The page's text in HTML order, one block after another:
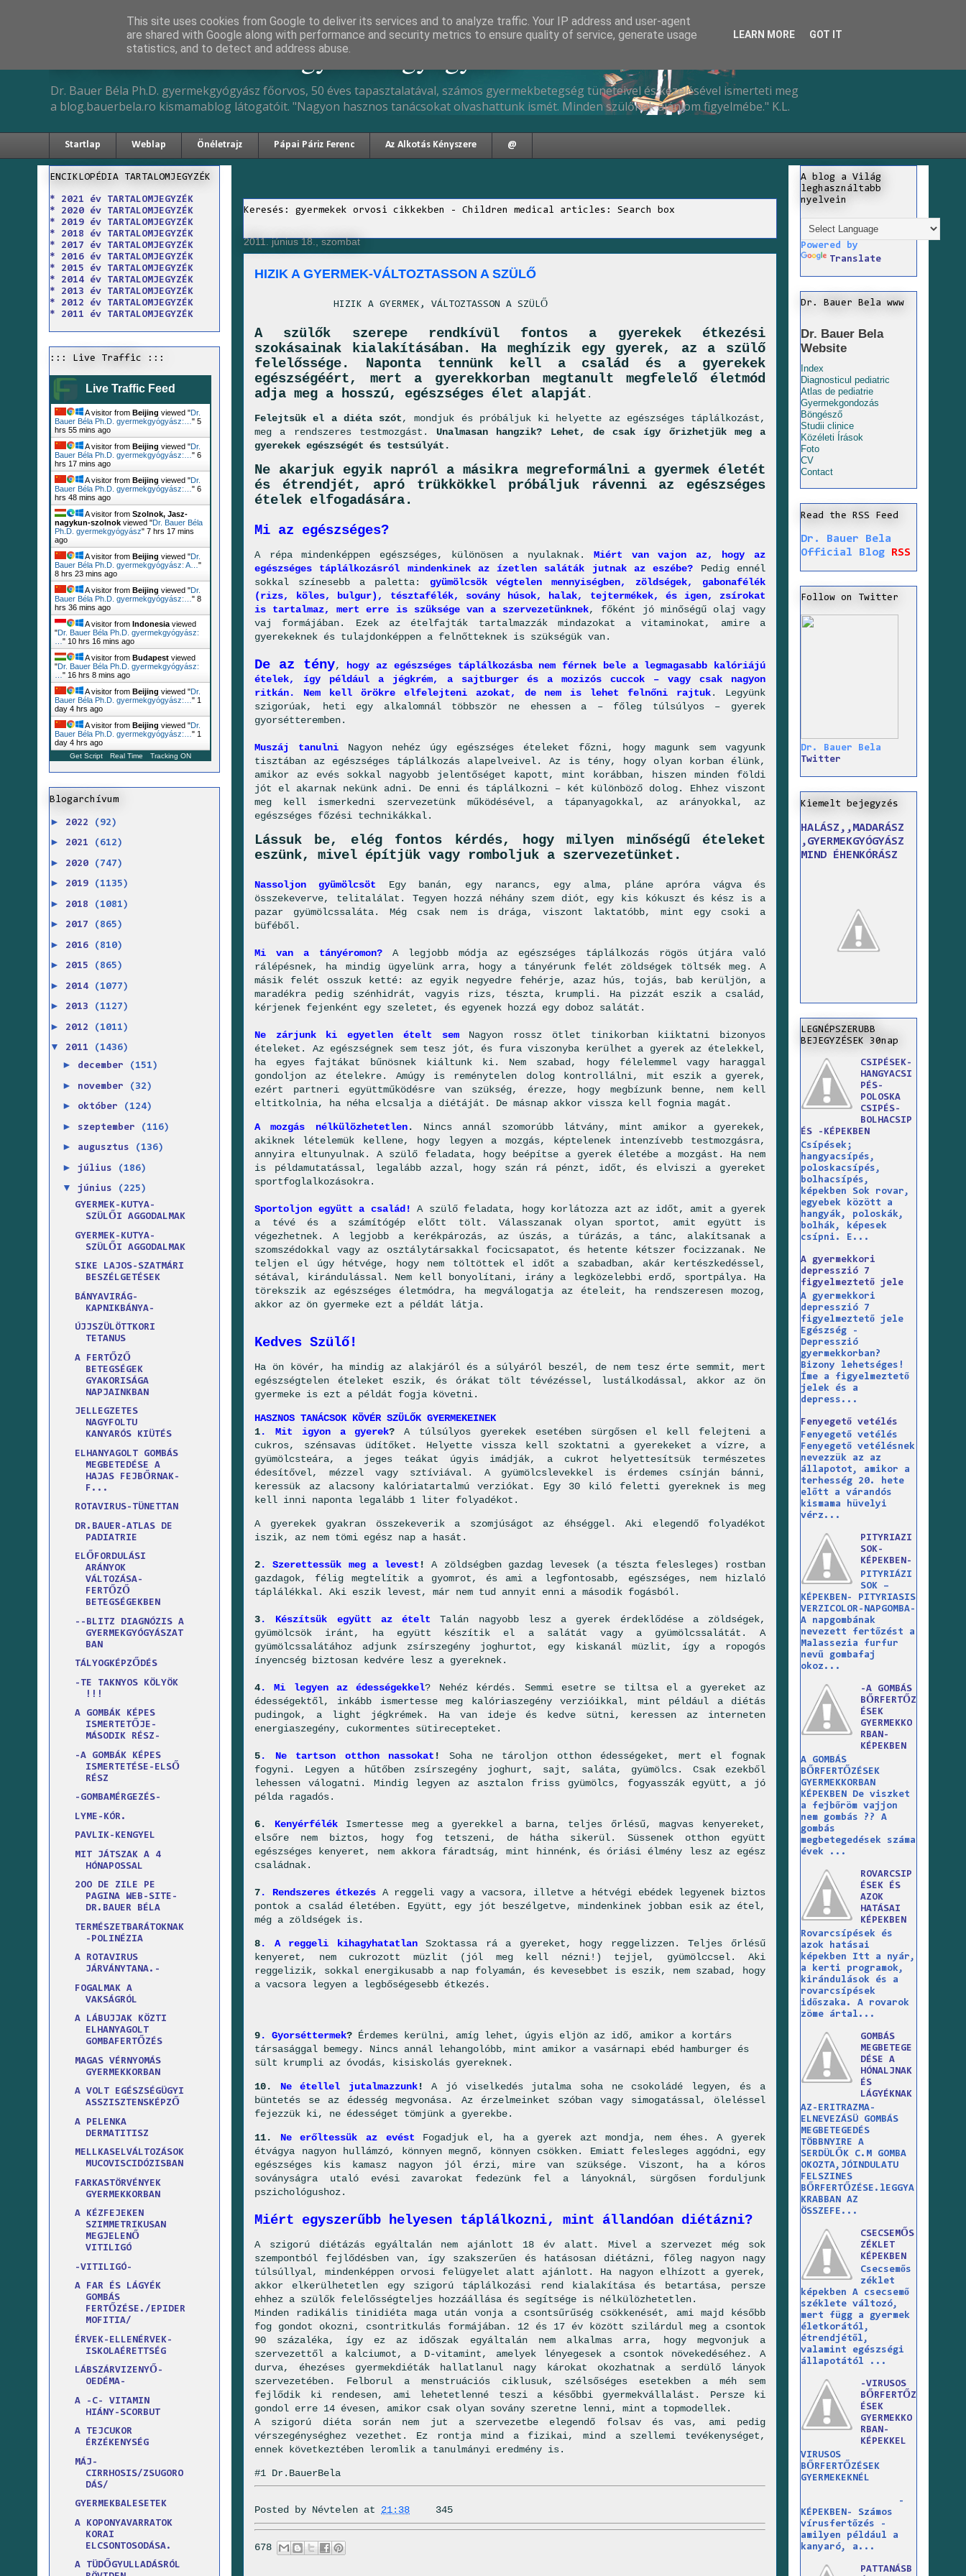
Dr. Bauer Béla Ph.D. gyermekgyógyász
Dr. Bauer Béla Ph.D. gyermekgyógyász főorvos, 50 éves tapasztalatával, számos gyermekbetegség tüneteivel és kezelésével ismerteti meg
a blog.bauerbela.ro kismamablog látogatóit. "Nagyon hasznos tanácsokat olvashattunk ismét. Minden szülőnek ajánlom figyelmébe." K.L.
Startlap Weblap Önéletrajz Pápai Páriz Ferenc Az Alkotás Kényszere @
Keresés: gyermekek orvosi cikkekben - Children medical articles: Search box
2011. június 18., szombat
HIZIK A GYERMEK-VÁLTOZTASSON A SZÜLŐ
HIZIK A GYERMEK , VÁLTOZTASSON A SZÜLŐ
A szülők szerepe rendkívül fontos a gyerekek étkezési
szokásainak kialakításában. Ha meghízik egy gyerek, az a szülő
felelőssége. Naponta tennünk kell a család és a gyerekek
egészségéért, mert a gyerekkorban megtanult megfelelő életmód
adja meg a hosszú, egészséges élet alapját .
Felejtsük el a diéta szót, mondjuk és próbáljuk ki helyette az egészséges táplálkozást,
meg a rendszeres testmozgást. Unalmasan hangzik? Lehet, de csak így őrizhetjük meg a
gyerekek egészségét és testsúlyát.
Ne akarjuk egyik napról a másikra megreformálni a gyermek életét
és étrendjét, apró trükkökkel próbáljuk rávenni az egészséges
ételek elfogadására.
Mi az egészséges?
A répa mindenképpen egészséges, különösen a nyulaknak.Miért van vajon az, hogy az
egészséges táplálkozásról mindenkinek az ízetlen saláták jutnak az eszébe? Pedig ennél
sokkal színesebb a paletta: gyümölcsök végtelen mennyiségben, zöldségek, gabonafélék
(rizs, köles, bulgur), tésztafélék, sovány húsok, halak, tejtermékek, és igen, zsírokat
is tartalmaz, mert erre is szüksége van a szervezetünknek, főként jó minőségű olaj vagy
vaj formájában. Ezek az ételfajták tartalmazzák mindazokat a vitaminokat, amire a
gyerekeknek és tulajdonképpen a felnőtteknek is szükségük van.
De az tény, hogy az egészséges táplálkozásba nem férnek bele a legmagasabb kalóriájú
ételek, így például a jégkrém, a sajtburger és a mozizós cuccok – vagy csak nagyon
ritkán. Nem kell örökre elfelejteni azokat, de nem is lehet felnőni rajtuk. Legyünk
szigorúak, heti egy alkalomnál többször ne ehessen a – főleg túlsúlyos – gyerek
gyorsétteremben.
Muszáj tanulni Nagyon nehéz úgy egészséges ételeket főzni, hogy magunk sem vagyunk
tisztában az egészséges táplálkozás alapelveivel. Az is tény, hogy olyan korban élünk,
amikor az evés sokkal nagyobb jelentőséget kapott, mint korábban, hiszen minden földi
jót el akarnak nekünk adni. De enni és táplálkozni – két különböző dolog. Ehhez viszont
meg kell ismerkedni szervezetünk működésével, a tápanyagokkal, az arányokkal, az
egészséges főzési technikákkal.
Lássuk be, elég fontos kérdés, hogy milyen minőségű ételeket
eszünk, mivel építjük vagy romboljuk a szervezetünket.
Nassoljon gyümölcsöt Egy banán, egy narancs, egy alma, pláne apróra vágva és
összekeverve, telitalálat. Tegyen hozzá néhány szem diót, egy kis kókuszt és kész is a
pazar gyümölcssaláta. Még csak nem is drága, viszont laktatóbb, mint egy csoki a
büféből.
Mi van a tányéromon?
A legjobb módja az egészséges táplálkozás rögös útjára való
rálépésnek, ha mindig ügyelünk arra, hogy a tányérunk felét zöldségek töltsék meg. A
másik felét osszuk ketté: az egyik negyedre fehérje, azaz hús, tojás, bab kerüljön, a
maradékra pedig szénhidrát, vagyis rizs, tészta, krumpli. Ha pizzát eszik a család,
kérjenek fejenként egy szeletet, és egyenek hozzá egy doboz salátát.
Ne zárjunk ki egyetlen ételt sem
Nagyon rossz ötlet tinikorban kiiktatni bizonyos
ételeket. Az egészségnek sem tesz jót, és fura viszonyba kerülhet a gyerek az ételekkel,
ha egyes fajtákat bűnösnek kiáltunk ki. Nem szabad, hogy félelemmel vagy haraggal
gondoljon az ételekre. Amúgy is reménytelen dolog kontrollálni, mit eszik a gyerek,
ezért partneri együttműködésre van szükség, érezze, hogy megbízunk benne, nem kell
eltitkolnia, ha néha elcsalja a diétáját. De másnap akkor vissza kell fognia magát.
A mozgás nélkülözhetetlen. Nincs annál szomorúbb látvány, mint amikor a gyerekek,
akiknek lételemük kellene, hogy legyen a mozgás, képtelenek intenzívebb testmozgásra,
annyira eltunyulnak. A szülő feladata, hogy beépítse a gyerek életébe a mozgást. Ha nem
is példamutatással, legalább azzal, hogy szán rá pénzt, időt, és elviszi a gyereket
sportfoglalkozásokra.
Sportoljon együtt a család!
A szülő feladata, hogy korlátozza azt az időt, amit a gyerek
a tévé és a számítógép előtt tölt. Válasszanak olyan sportot, amit együtt is
végezhetnek. A legjobb a kerékpározás, az úszás, a túrázás, a tánc, alakítsanak a
szomszédokkal vagy az osztálytársakkal focicsapatot, és hetente kétszer focizzanak. Ne
teljen el úgy hétvége, hogy nem töltöttek el időt a szabadban, akár kertészkedéssel,
sétával, kirándulással. Nem kell bonyolítani, irány a legközelebbi erdő, sportpálya. Ha
törekszik az egészséges életmódra, ha megválogatja az ételeit, ha rendszeresen mozog,
akkor az ön gyermeke ezt a példát látja.
Kedves Szülő!
Ha ön kövér, ha mindig az alakjáról és a súlyáról beszél, de nem tesz érte semmit, mert
egészségtelen ételeket eszik, és órákat tölt tévézéssel, lustálkodással, akkor az ön
gyermeke is ezt a példát fogja követni.
HASZNOS TANÁCSOK KÖVÉR SZÜLŐK GYERMEKEINEK
1. Mit igyon a gyerek? A túlsúlyos gyerekek esetében sürgősen el kell felejteni a
cukros, szénsavas üdítőket. Helyette vissza kell szoktatni a gyerekeket a vízre, a
gyümölcsteára, a jeges teákat úgyis imádják, a cukrot helyettesítsük természetes
édesítővel, mézzel vagy sztíviával. A gyümölcslevekkel is érdemes csínján bánni,
keressük az alacsony kalóriatartalmú verziókat. Egy 30 kiló feletti gyereknek is meg
kell inni naponta legalább 1 liter folyadékot.
A gyerekek gyakran összekeverik a szomjúságot az éhséggel. Aki elegendő folyadékot
iszik, az nem tömi egész nap a hasát.
2. Szerettessük meg a levest !
A zöldségben gazdag levesek (a tészta felesleges) rostban
gazdagok, félig megtelítik a gyomrot, és ami a legfontosabb, egészséges, nem hizlaló
táplálékkal. Aki eszik levest, már nem tud annyit enni a második fogásból.
3. Készítsük együtt az ételt
Talán nagyobb lesz a gyerek érdeklődése a zöldségek,
gyümölcsök iránt, ha együtt készítik el a salátát vagy a gyümölcssalátát. A
gyümölcssalátához adjunk zsírszegény joghurtot, egy kiskanál müzlit, így a ropogós
ínyencség biztosan kedvére lesz a gyereknek.
4. Mi legyen az édességekkel? Nehéz kérdés. Semmi esetre se tiltsa el a gyereket az
édességektől, inkább ismertesse meg kalóriaszegény verzióikkal, mint például a diétás
pudingok, a light jégkrémek. Ha van ideje és kedve sütni, keressen az interneten
energiaszegény, cukormentes sütirecepteket.
5. Ne tartson otthon nassokat !
Soha ne tároljon otthon édességeket, mert el fognak
fogyni. Legyen a hűtőben zsírszegény joghurt, sajt, saláta, gyümölcs. Csak ezekből
lehessen válogatni. Mindig legyen az asztalon friss gyümölcs, fogyasszák együtt, a jó
példa ragadós.
6. Kenyérfélék
Ismertesse meg a gyerekkel a barna, teljes őrlésű, magvas kenyereket,
elsőre nem biztos, hogy fog tetszeni, de hátha sikerül. Süssenek otthon együtt
egészséges kenyeret, nem akkora fáradtság, mint hinnénk, és óriási élmény lesz az egész
családnak.
7. Rendszeres étkezés A reggeli vagy a vacsora, illetve a hétvégi ebédek legyenek biztos
pontok a család életében. Együtt, egy jót beszélgetve, mindenkinek jobban esik az étel,
még a zöldségek is.
8. A reggeli kihagyhatatlanSzoktassa rá a gyereket, hogy reggelizzen. Teljes őrlésű
kenyeret, nem cukrozott müzlit (jól meg kell nézni!) tejjel, gyümölccsel. Aki
reggelizik, sokkal energikusabb a nap folyamán, és kevesebbet is eszik, nem szabad, hogy
a vacsora legyen a legbőségesebb étkezés.
9. Gyorséttermek? Érdemes kerülni, amíg lehet, úgyis eljön az idő, amikor a kortárs
társasággal bemegy. Nincs annál lehangolóbb, mint amikor a vasárnapi ebéd hamburger és
sült krumpli az óvodás, kisiskolás gyereknek.
10. Ne étellel jutalmazzunk!
A jó viselkedés jutalma soha ne csokoládé legyen, és a
büntetés se az édesség megvonása. Az érzelmeinket szóban vagy simogatással, öleléssel
fejezzük ki, ne édességet tömjünk a gyerekbe.
11. Ne erőltessük az evést Fogadjuk el, ha a gyerek azt mondja, nem éhes. A gyerek
étvágya nagyon hullámzó, könnyen megnő, könnyen csökken. Emiatt felesleges aggódni, egy
egészséges kis kamasz nagyon jól érzi, mire van szüksége. Viszont, ha a kóros
soványságra utaló evési zavarokat fedezünk fel a lányoknál, sürgősen forduljunk
pszichológushoz.
Miért egyszerűbb helyesen táplálkozni, mint állandóan diétázni?
A szigorú diétázás egyáltalán nem ajánlott 18 év alatt. Mivel a szervezet még sok
szempontból fejlődésben van, így szakszerűen és hatásosan diétázni, főleg nagyon nagy
túlsúllyal, mindenképpen orvosi felügyelet alatt ajánlott. Ha nagyon elhízott a gyerek,
akkor elkerülhetetlen egy szigorú táplálkozási rend kialakítása és betartása, persze
ehhez a szülők felelősségteljes hozzáállása és segítsége is nélkülözhetetlen.
Minden radikális tinidiéta maga után vonja a csontsűrűség csökkenését, ami majd később
fog gondot okozni, csontritkulás formájában. 12 és 17 év között szilárdul meg a csontok
90 százaléka, így ez az időszak egyáltalán nem alkalmas arra, hogy megvonjuk a
szervezettől a kalciumot, a D-vitamint, amelyek lényegesek a csontok növekedéséhez. A
durva, éhezéses gyermekdiéták hallatlanul nagy károkat okozhatnak a serdülő lányok
szervezetében. Felborul a menstruációs ciklusuk, szélsőséges esetekben a méh sem
fejlődik ki rendesen, ami lehetetlenné teszi a későbbi gyermekvállalást. Persze ki
gondol erre 14 évesen, amikor csak olyan sovány szeretne lenni, mint a topmodellek.
A szigorú diéta során nem jut a szervezetbe elegendő folsav és vas, ami pedig
vérszegénységhez vezethet. Ez rontja mind a fizikai, mind a szellemi tevékenységet,
ennek következtében leromlik a tanulmányi eredmény is.
#1 Dr.BauerBela
Posted by Névtelen at 21:38 345
678
ENCIKLOPÉDIA TARTALOMJEGYZÉK
* 2021 év TARTALOMJEGYZÉK
* 2020 év TARTALOMJEGYZÉK
* 2019 év TARTALOMJEGYZÉK
* 2018 év TARTALOMJEGYZÉK
* 2017 év TARTALOMJEGYZÉK
* 2016 év TARTALOMJEGYZÉK
* 2015 év TARTALOMJEGYZÉK
* 2014 év TARTALOMJEGYZÉK
* 2013 év TARTALOMJEGYZÉK
* 2012 év TARTALOMJEGYZÉK
* 2011 év TARTALOMJEGYZÉK
::: Live Traffic :::
Live Traffic Feed
A visitor from Beijing viewed "Dr.
Bauer Béla Ph.D. gyermekgyógyász:… " 5
hrs 55 mins ago
A visitor from Beijing viewed "Dr.
Bauer Béla Ph.D. gyermekgyógyász:… " 6
hrs 17 mins ago
A visitor from Beijing viewed "Dr.
Bauer Béla Ph.D. gyermekgyógyász:… " 6
hrs 48 mins ago
A visitor from Szolnok, Jasz-
nagykun-szolnok viewed "Dr. Bauer Béla
Ph.D. gyermekgyógyász" 7 hrs 17 mins
ago
A visitor from Beijing viewed "Dr.
Bauer Béla Ph.D. gyermekgyógyász: A… "
8 hrs 23 mins ago
A visitor from Beijing viewed "Dr.
Bauer Béla Ph.D. gyermekgyógyász:… " 8
hrs 36 mins ago
A visitor from Indonesia viewed
"Dr. Bauer Béla Ph.D. gyermekgyógyász:
" 10 hrs 16 mins ago
A visitor from Budapest viewed
"Dr. Bauer Béla Ph.D. gyermekgyógyász:
" 16 hrs 8 mins ago
A visitor from Beijing viewed "Dr.
Bauer Béla Ph.D. gyermekgyógyász:… " 1
day 4 hrs ago
A visitor from Beijing viewed "Dr.
Bauer Béla Ph.D. gyermekgyógyász:… " 1
day 4 hrs ago
Get Script Real Time Tracking ON
Blogarchívum
► 2022 (92)
► 2021 (612)
► 2020 (747)
► 2019 (1135)
► 2018 (1081)
► 2017 (865)
► 2016 (810)
► 2015 (865)
► 2014 (1077)
► 2013 (1127)
► 2012 (1011)
▼ 2011 (1436)
► december (151)
► november (32)
► október (124)
► szeptember (116)
► augusztus (136)
► július (186)
▼ június
(225)
GYERMEK-KUTYA-
SZÜLŐI AGGODALMAK
GYERMEK-KUTYA-
SZÜLŐI AGGODALMAK
SIKE LAJOS-SZATMÁRI
BESZÉLGETÉSEK
BÁNYAVIRÁG-
KAPNIKBÁNYA-
ÚJJSZÜLÖTTKORI
TETANUS
A FERTŐZŐ
BETEGSÉGEK
GYAKORISÁGA
NAPJAINKBAN
JELLEGZETES
NAGYFOLTU
KANYARÓS KIÜTÉS
ELHANYAGOLT GOMBÁS
MEGBETEDÉSE A
HAJAS FEJBŐRNAK-
F...
ROTAVIRUS-TÜNETTAN
DR.BAUER-ATLAS DE
PADIATRIE
ELŐFORDULÁSI
ARÁNYOK
VÁLTOZÁSA-
FERTŐZŐ
BETEGSÉGEKBEN
--BLITZ DIAGNÓZIS A
GYERMEKGYÓGYÁSZAT
BAN
TÁLYOGKÉPZŐDÉS
-TE TAKNYOS KÖLYÖK
!!!
A GOMBÁK KÉPES
ISMERTETŐJE-
MÁSODIK RÉSZ-
-A GOMBÁK KÉPES
ISMERTETÉSE-ELSŐ
RÉSZ
-GOMBAMÉRGEZÉS-
LYME-KÓR.
PAVLIK-KENGYEL
MIT JÁTSZAK A 4
HÓNAPOSSAL
2OO DE ZILE PE
PAGINA WEB-SITE-
DR.BAUER BÉLA
TERMÉSZETBARÁTOKNAK
-POLINÉZIA
A ROTAVIRUS
JÁRVÁNYTANA.-
FOGALMAK A
VAKSÁGRÓL
A LÁBUJJAK KÖZTI
ELHANYAGOLT
GOMBAFERTŐZÉS
MAGAS VÉRNYOMÁS
GYERMEKKORBAN
A VOLT EGÉSZSÉGÜGYI
ASSZISZTENSKÉPZŐ
A PELENKA
DERMATITISZ
MELLKASELVÁLTOZÁSOK
MUCOVISCIDÓZISBAN
FARKASTÖRVÉNYEK
GYERMEKKORBAN
A KÉZFEJEKEN
SZIMMETRIKUSAN
MEGJELENŐ
VITILIGÓ
-VITILIGÓ-
A FAR ÉS LÁGYÉK
GOMBÁS
FERTŐZÉSE./EPIDER
MOFITIA/
ÉRVEK-ELLENÉRVEK-
ISKOLAÉRETTSÉG
LÁBSZÁRVIZENYŐ-
OEDÉMA-
A -C- VITAMIN
HIÁNY-SCORBUT
A TEJCUKOR
ÉRZÉKENYSÉG
MÁJ-
CIRRHOSIS/ZSUGORO
DÁS/
GYERMEKBALESETEK
A KOPONYAVARRATOK
KORAI
ELCSONTOSODÁSA.
A TÜDŐGYULLADÁSRÓL
A blog a Világ
leghasználtabb
nyelvein
Powered by
Translate
Dr. Bauer Bela www
Dr. Bauer Bela
Website
Index
Diagnosticul pediatric
Atlas de pediatrie
Gyermekgondozás
Böngésző
Studii clinice
Közéleti Írások
Foto
CV
Contact
Read the RSS Feed
Dr. Bauer Bela
Official Blog
RSS
Follow on Twitter
Dr. Bauer Bela
Twitter
Kiemelt bejegyzés
HALÁSZ,,MADARÁSZ
,GYERMEKGYÓGYÁSZ
MIND ÉHENKÓRÁSZ
LEGNÉPSZERUBB
BEJEGYZÉSEK 30nap
CSIPÉSEK-
HANGYACSI
PÉS-
POLOSKA
CSIPÉS-
BOLHACSIP
ÉS -KÉPEKBEN
Csípések;
hangyacsípés,
poloskacsípés,
bolhacsípés,
képekben Sok rovar,
egyebek között a
hangyák, poloskák,
bolhák, képesek
csípni. E...
A gyermekkori
depresszió 7
figyelmeztető jele
A gyermekkori
depresszió 7
figyelmeztető jele
Egészség -
Depresszió
gyermekkorban?
Bizony lehetséges!
Íme a figyelmeztető
jelek és a
depress...
Fenyegető vetélés
Fenyegető vetélés
Fenyegető vetélésnek
nevezzük az az
állapotot, amikor a
terhesség 20. hete
előtt a várandós
kismama hüvelyi
vérz...
PITYRIAZI
SOK-
KÉPEKBEN-
PITYRIÁZI
SOK –
KÉPEKBEN- PITYRIASIS
VERZICOLOR-NAPGOMBA-
A napgombának
nevezett fertőzést a
Malassezia furfur
nevű gombafaj
okoz...
-A GOMBÁS
BŐRFERTŐZ
ÉSEK
GYERMEKKO
RBAN-
KÉPEKBEN
A GOMBÁS
BŐRFERTŐZÉSEK
GYERMEKKORBAN
KÉPEKBEN De viszket
a fejbőröm vajjon
nem gombás ?? A
gombás
megbetegedések száma
évek ...
ROVARCSIP
ÉSEK ÉS
AZOK
HATÁSAI
KÉPEKBEN
Rovarcsípések és
azok hatásai
képekben Itt a nyár,
a kerti programok,
kirándulások és a
rovarcsípések
időszaka. A rovarok
zöme ártal...
GOMBÁS
MEGBETEGE
DÉSE A
HÓNALJNAK
ÉS
LÁGYÉKNAK
AZ-ERITRAZMA-
ELNEVEZÁSÜ GOMBÁS
MEGBETEGEDÉS
TÖBBNYIRE A
SERDÜLŐK C.M GOMBA
OKOZTA,JÓINDULATU
FELSZINES
BŐRFERTŐZÉSE.lEGGYA
KRABBAN AZ
ÖSSZEFE...
CSECSEMŐS
ZÉKLET
KÉPEKBEN
Csecsemős
zéklet
képekben A csecsemő
széklete változó,
mert függ a gyermek
életkorától,
étrendjétől,
valamint egészségi
állapotától ...
-VIRUSOS
BŐRFERTŐZ
ÉSEK
GYERMEKKO
RBAN-
KÉPEKKEL
VIRUSOS
BŐRFERTŐZÉSEK
GYERMEKEKNÉL
-
KÉPEKBEN- Számos
vírusfertőzés -
amilyen például a
kanyaró, a...
PATTANÁSB
This site uses cookies from Google to deliver its services and to analyze traffic. Your IP address and user-agent
are shared with Google along with performance and security metrics to ensure quality of service, generate usage
statistics, and to detect and address abuse.
LEARN MORE GOT IT